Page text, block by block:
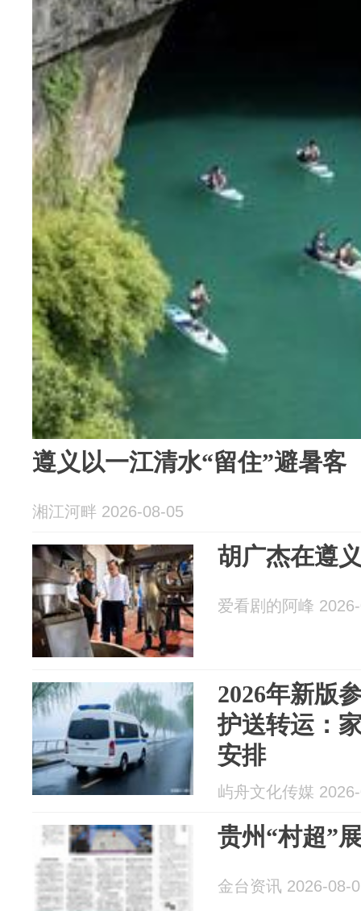
遵义以一江清水“留住”避暑客
湘江河畔 2026-08-05
胡广杰在遵
爱看剧的阿峰
2026年新版
护送转运：
安排
屿舟文化传媒
贵州“村超”
金台资讯 2026-08-